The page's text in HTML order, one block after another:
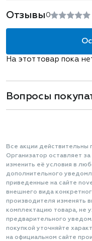
Отзывы 0
На этот товар пока
Вопросы
Все акции действительны
Организатор оставляет
изменить её условия в
дополнительного
приведенные на сайте
внешнего вида
производителя изменять
комплектацию товара, не
предварительного
покупкой уточняйте
на официальном сайте